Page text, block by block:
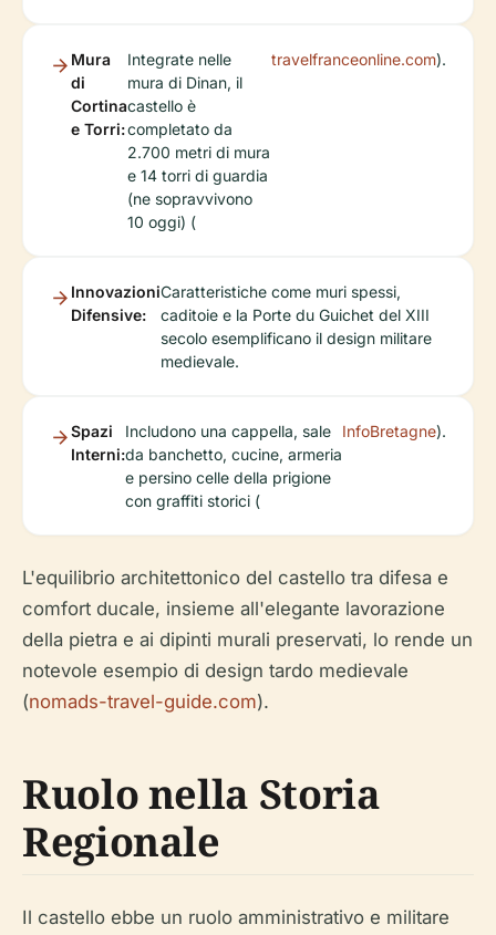
Mura
di
Cortina
e Torri:
Integrate nelle
mura di Dinan, il
castello è
completato da
2.700 metri di mura
e 14 torri di guardia
(ne sopravvivono
10 oggi) (
travelfranceonline.com).
Innovazioni
Difensive:
Caratteristiche come muri spessi,
caditoie e la Porte du Guichet del XIII
secolo esemplificano il design militare
medievale.
Spazi
Interni:
Includono una cappella, sale
da banchetto, cucine, armeria
e persino celle della prigione
con graffiti storici (
InfoBretagne).
L'equilibrio architettonico del castello tra difesa e
comfort ducale, insieme all'elegante lavorazione
della pietra e ai dipinti murali preservati, lo rende un
notevole esempio di design tardo medievale
(nomads-travel-guide.com).
Ruolo nella Storia
Regionale
Il castello ebbe un ruolo amministrativo e militare